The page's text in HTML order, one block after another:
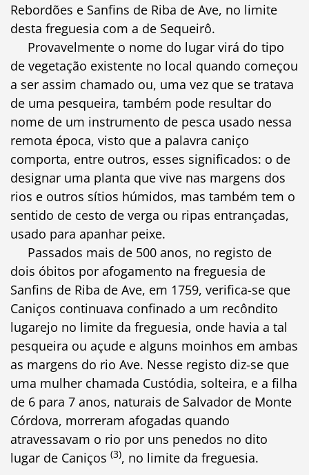
Rebordões e Sanfins de Riba de Ave, no limite
desta freguesia com a de Sequeirô.
Provavelmente o nome do lugar virá do tipo
de vegetação existente no local quando começou
a ser assim chamado ou, uma vez que se tratava
de uma pesqueira, também pode resultar do
nome de um instrumento de pesca usado nessa
remota época, visto que a palavra caniço
comporta, entre outros, esses significados: o de
designar uma planta que vive nas margens dos
rios e outros sítios húmidos, mas também tem o
sentido de cesto de verga ou ripas entrançadas,
usado para apanhar peixe.
Passados mais de 500 anos, no registo de
dois óbitos por afogamento na freguesia de
Sanfins de Riba de Ave, em 1759, verifica-se que
Caniços continuava confinado a um recôndito
lugarejo no limite da freguesia, onde havia a tal
pesqueira ou açude e alguns moinhos em ambas
as margens do rio Ave. Nesse registo diz-se que
uma mulher chamada Custódia, solteira, e a filha
de 6 para 7 anos, naturais de Salvador de Monte
Córdova, morreram afogadas quando
atravessavam o rio por uns penedos no dito
lugar de Caniços (3), no limite da freguesia.